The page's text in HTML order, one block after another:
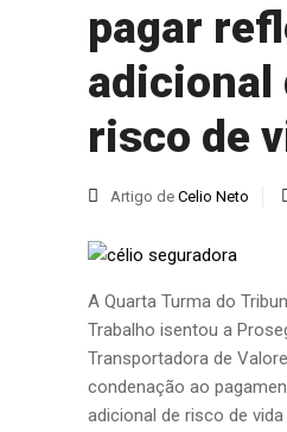
pagar
adicional
risco de
Artigo de Celio Neto
A Quarta Turma do
Trabalho isentou a
Transportadora de
condenação ao
adicional de risco de vida